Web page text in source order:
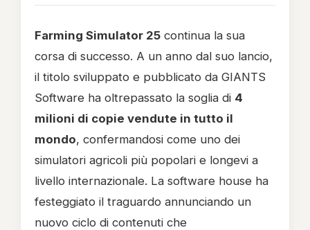
Farming Simulator 25 continua la sua
corsa di successo. A un anno dal suo lancio,
il titolo sviluppato e pubblicato da GIANTS
Software ha oltrepassato la soglia di 4
milioni di copie vendute in tutto il
mondo, confermandosi come uno dei
simulatori agricoli più popolari e longevi a
livello internazionale. La software house ha
festeggiato il traguardo annunciando un
nuovo ciclo di contenuti che